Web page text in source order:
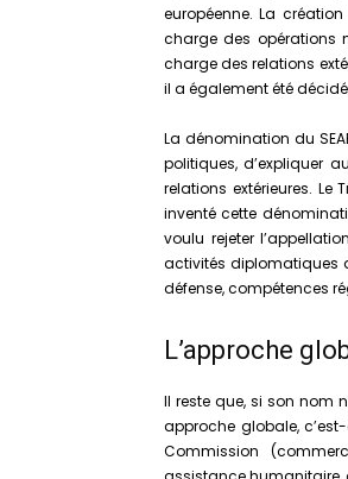
européenne. La
charge des opérations
charge des relations
il a également été
La dénomination du
politiques, d’expliquer
relations extérieures.
inventé cette
voulu rejeter
activités diplomatiques
défense, compétences
L’approche
Il reste que, si son nom
approche globale,
Commission